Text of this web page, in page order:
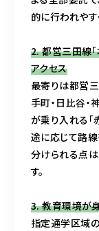
的に行われやす
2. 都営三田線
アクセス
最寄りは都営
手町・日比谷・
が乗り入れる「
途に応じて路
分けられる点は
す。
3. 教育環境が
指定通学区域